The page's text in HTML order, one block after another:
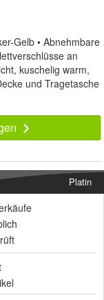
Gelb • Abnehmbare
an
kuschelig warm,
und Tragetasche
Platin